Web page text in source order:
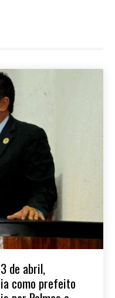
de abril,
como prefeito